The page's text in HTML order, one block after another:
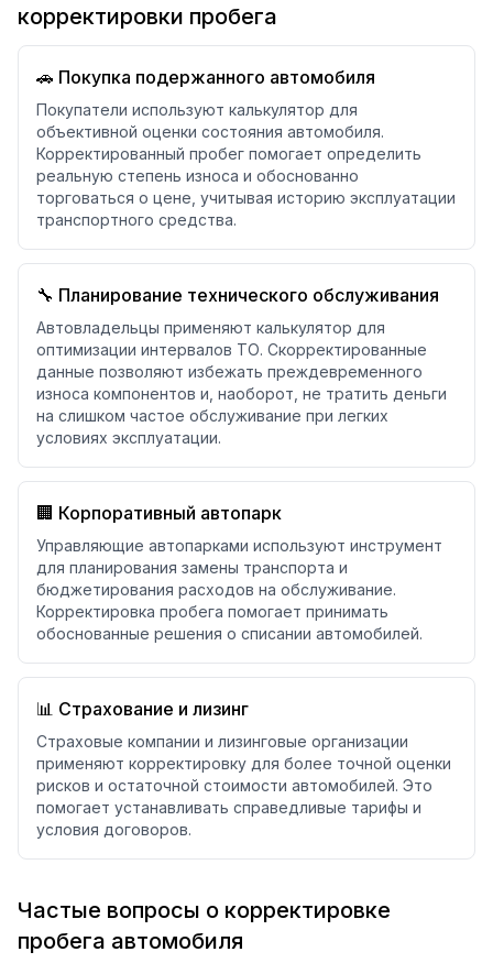
корректировки пробега
🚗 Покупка подержанного автомобиля
Покупатели используют калькулятор для
объективной оценки состояния автомобиля.
Корректированный пробег помогает определить
реальную степень износа и обоснованно
торговаться о цене, учитывая историю эксплуатации
транспортного средства.
🔧 Планирование технического обслуживания
Автовладельцы применяют калькулятор для
оптимизации интервалов ТО. Скорректированные
данные позволяют избежать преждевременного
износа компонентов и, наоборот, не тратить деньги
на слишком частое обслуживание при легких
условиях эксплуатации.
🏢 Корпоративный автопарк
Управляющие автопарками используют инструмент
для планирования замены транспорта и
бюджетирования расходов на обслуживание.
Корректировка пробега помогает принимать
обоснованные решения о списании автомобилей.
📊 Страхование и лизинг
Страховые компании и лизинговые организации
применяют корректировку для более точной оценки
рисков и остаточной стоимости автомобилей. Это
помогает устанавливать справедливые тарифы и
условия договоров.
Частые вопросы о корректировке
пробега автомобиля